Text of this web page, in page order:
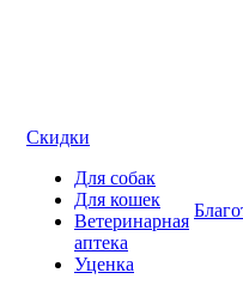
Скидки
Для собак
Для кошек
Ветеринарная
аптека
Уценка